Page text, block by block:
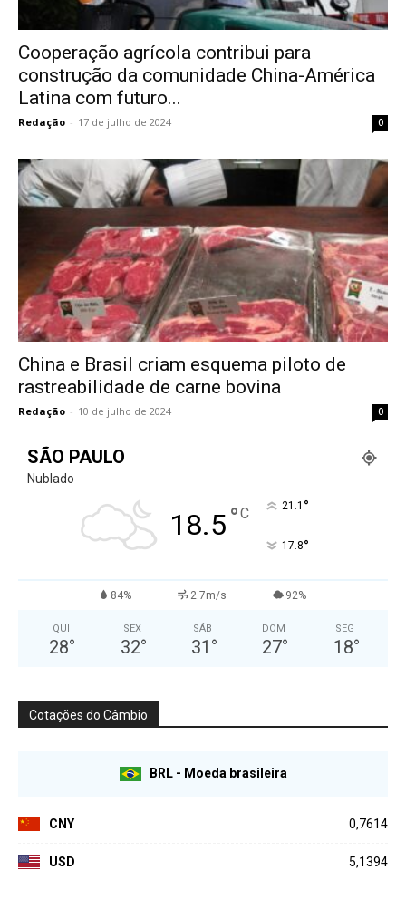
Cooperação agrícola contribui para
construção da comunidade China-América
Latina com futuro...
Redação - 17 de julho de 2024 0
China e Brasil criam esquema piloto de
rastreabilidade de carne bovina
Redação - 10 de julho de 2024 0
SÃO PAULO
Nublado
18.5°C 21.1 °
17.8°
84% 2.7m/s 92%
QUI
28°
SEX
32°
SÁB
31 °
DOM
27°
SEG
18°
Cotações do Câmbio
BRL - Moeda brasileira
CNY 0,7614
USD 5,1394